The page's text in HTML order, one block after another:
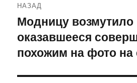
по
записям
НАЗАД
Предыдущая
запись:
Модницу возмутило
оказавшееся
похожим на фото на